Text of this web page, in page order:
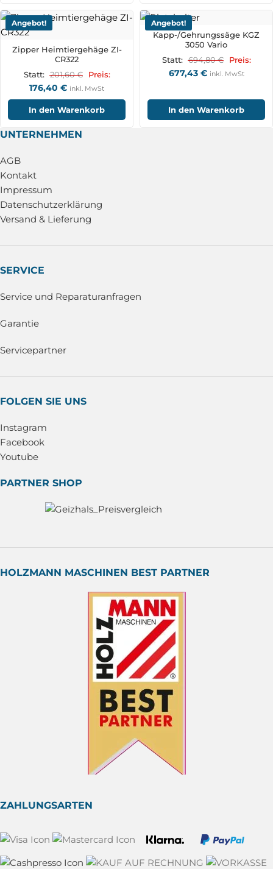
Angebot!
Zipper Heimtiergehäge ZI-
CR322
Statt: 201,60€ Preis:
176,40 € inkl. MwSt
In den Warenkorb
Angebot!
Kapp-/Gehrungssäge KGZ
3050 Vario
Statt: 694,80€ Preis:
677,43 € inkl. MwSt
In den Warenkorb
UNTERNEHMEN
AGB
Kontakt
Impressum
Datenschutzerklärung
Versand & Lieferung
SERVICE
Service und Reparaturanfragen
Garantie
Servicepartner
FOLGEN SIE UNS
Instagram
Facebook
Youtube
PARTNER SHOP
HOLZMANN MASCHINEN BEST PARTNER
ZAHLUNGSARTEN